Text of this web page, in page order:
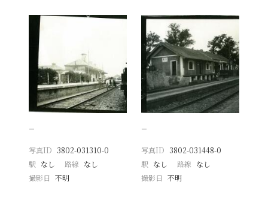
−
写真ID 3802-031310-0
駅 なし 路線 なし
撮影日
不明
−
写真ID 3802-031448-0
駅 なし 路線 なし
撮影日 不明